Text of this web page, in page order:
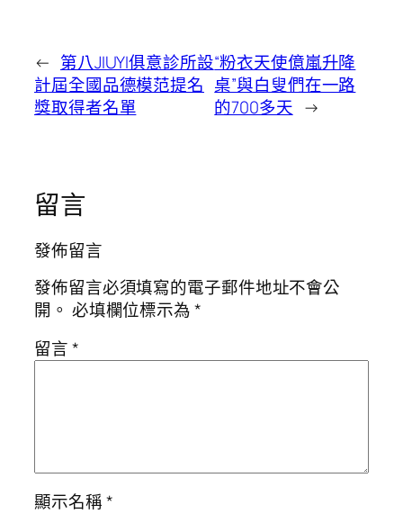
← 第八JIUYI俱意診所設
計屆全國品德模范提名
獎取得者名單
“粉衣天使億嵐升降
桌”與白叟們在一路
的700多天 →
留言
發佈留言
發佈留言必須填寫的電子郵件地址不會公
開。 必填欄位標示為*
留言*
顯示名稱*